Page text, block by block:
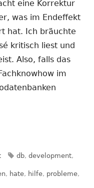
eine Korrektur
was im Endeffekt
hat. Ich bräuchte
kritisch liest und
Also, falls das
im
Schlagwörter
db, development,
, hate, hilfe, probleme,